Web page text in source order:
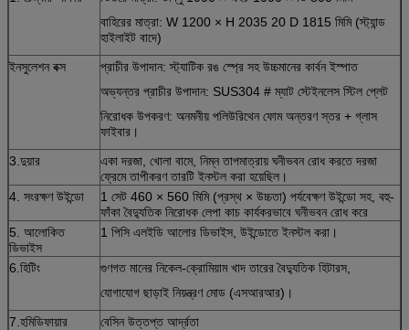
বাহিরের মাত্রা: W 1200 × H 2035 20 D 1815 মিমি (স্ট্যান্ড
হাইলাইট বাদে)
ইনসুলেশন বক্স
প্রাচীর উপাদান: স্ট্যাটিক রঙ স্প্রে সহ উচ্চমানের কার্বন ইস্পাত
অভ্যন্তর প্রাচীর উপাদান: SUS304 # ম্যাট স্টেইনলেস স্টিল প্লেট
নিরোধক উপকরণ: অনমনীয় পলিউরিথেন ফোম অন্তরণ স্তর + গ্লাস
ফাইবার।
3.দুয়ার
একা দরজা, খোলা বামে, নিম্ন তাপমাত্রায় ঘনীভবন রোধ করতে দরজা
ফ্রেমে তাপীকরণ তারটি ইনস্টল করা হয়েছিল।
4. সংরক্ষণ উইন্ডো
1 সেট 460 × 560 মিমি (প্রস্থ × উচ্চতা) পর্যবেক্ষণ উইন্ডো সহ, বহু-
ফাঁকা বৈদ্যুতিক নিরোধক লেপা কাচ কার্যকরভাবে ঘনীভবন রোধ করে
5. আলোকিত
ডিভাইস
1 পিসি এলইডি আলোর ডিভাইস, উইন্ডোতে ইনস্টল করা।
6.হিটিং
গুণগত মানের নিকেল-ক্রোমিয়াম খাদ তারের বৈদ্যুতিক হিটারস,
যোগাযোগ ছাড়াই নিয়ন্ত্রণ মোড (এসআরআর)।
7.হমিডিফায়ার
বেসিন উত্তপ্ত আর্দ্রতা